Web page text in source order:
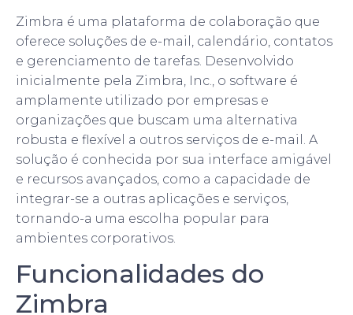
Zimbra é uma plataforma de colaboração que
oferece soluções de e-mail, calendário, contatos
e gerenciamento de tarefas. Desenvolvido
inicialmente pela Zimbra, Inc., o software é
amplamente utilizado por empresas e
organizações que buscam uma alternativa
robusta e flexível a outros serviços de e-mail. A
solução é conhecida por sua interface amigável
e recursos avançados, como a capacidade de
integrar-se a outras aplicações e serviços,
tornando-a uma escolha popular para
ambientes corporativos.
Funcionalidades do
Zimbra